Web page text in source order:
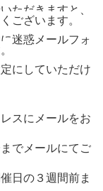
ただきますと、
ございます。
迷惑メールフォ
にしていただけ
スにメールをお
でメールにてご
日の３週間前ま